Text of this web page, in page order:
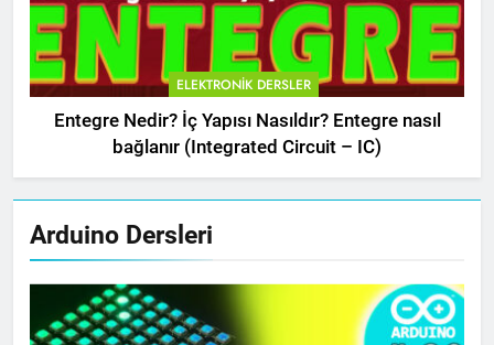
ELEKTRONIK DERSLER
Entegre Nedir? İç Yapısı Nasıldır? Entegre nasıl
bağlanır (Integrated Circuit – IC)
Arduino Dersleri